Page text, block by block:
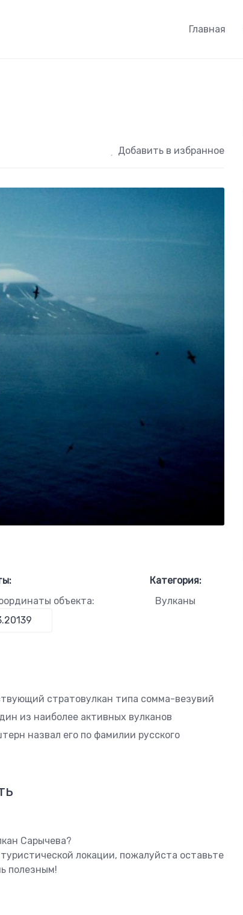
Главная
Добавить в избранное
объекта:
Категория:
Вулканы
стратовулкан типа сомма-везувий
из наиболее активных вулканов
назвал его по фамилии русского
Сарычева?
локации, пожалуйста оставьте
полезным!